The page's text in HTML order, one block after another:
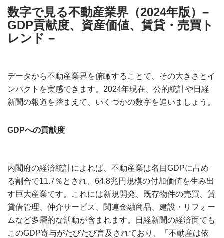
数字で見る不動産業界（2024年版） –
GDP貢献度、資産価値、賃貸・売買ト
レンド –
データから不動産業界を俯瞰することで、その大きさとイ
ンパクトを実感できます。2024年現在、公的統計や日経
新聞の報道を踏まえて、いくつかの数字を追いましょう。
GDPへの貢献度
内閣府の経済統計によれば、不動産業は名目GDPに占め
る割合で11.7％とされ、64.8兆円規模の付加価値を生み出
す巨大産業です。これには新規開発、既存物件の売買、賃
貸借管理、仲介サービス、関連金融商品、建設・リフォー
ムなど多層的な活動が含まれます。日経新聞の経済面でも
このGDP寄与がたびたび言及されており、「不動産は依